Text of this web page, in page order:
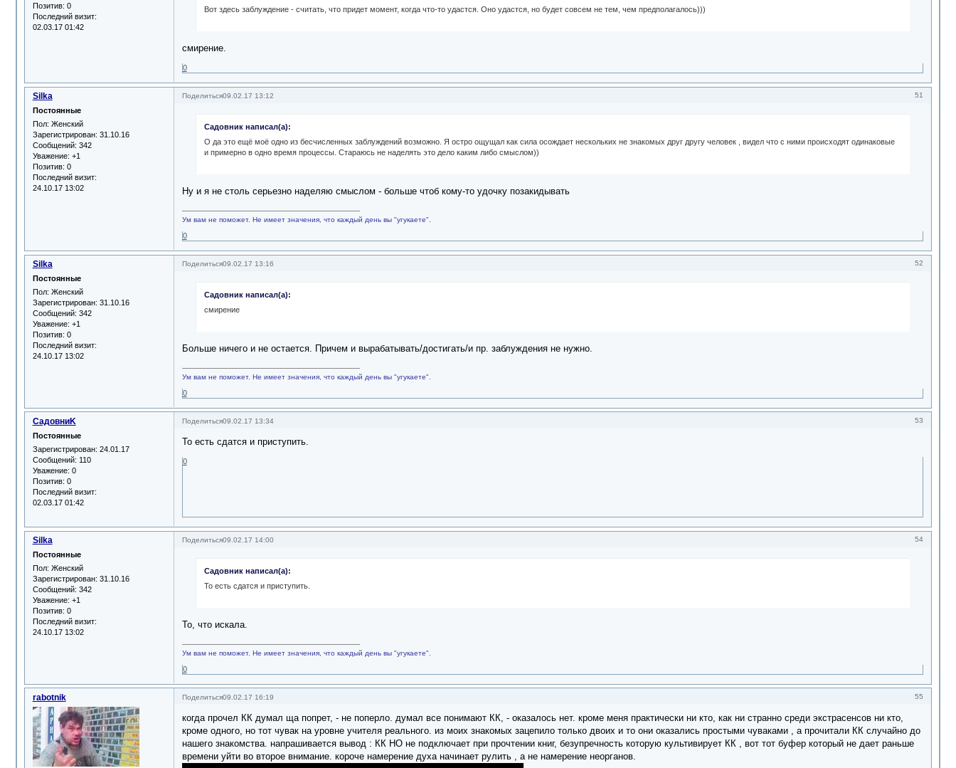
Позитив: 0
Последний визит:
02.03.17 01:42
Вот здесь заблуждение - считать, что придет момент, когда что-то удастся. Оно удастся, но будет совсем не тем, чем предполагалось)))
смирение.
0
Поделиться 51
09.02.17 13:12
Silka
Постоянные
Пол: Женский
Зарегистрирован: 31.10.16
Сообщений: 342
Уважение: +1
Позитив: 0
Последний визит:
24.10.17 13:02
Садовник написал(а):
О да это ещё моё одно из бесчисленных заблуждений возможно. Я остро ощущал как сила осождает нескольких не знакомых друг другу человек , видел что с ними происходят одинаковые
и примерно в одно время процессы. Стараюсь не наделять это дело каким либо смыслом))
Ну и я не столь серьезно наделяю смыслом - больше чтоб кому-то удочку позакидывать
Ум вам не поможет. Не имеет значения, что каждый день вы "угукаете".
0
Поделиться 52
09.02.17 13:16
Silka
Постоянные
Пол: Женский
Зарегистрирован: 31.10.16
Сообщений: 342
Уважение: +1
Позитив: 0
Последний визит:
24.10.17 13:02
Садовник написал(а):
смирение
Больше ничего и не остается. Причем и вырабатывать/достигать/и пр. заблуждения не нужно.
Ум вам не поможет. Не имеет значения, что каждый день вы "угукаете".
0
Поделиться 53
09.02.17 13:34
СадовниK
Постоянные
Зарегистрирован: 24.01.17
Сообщений: 110
Уважение: 0
Позитив: 0
Последний визит:
02.03.17 01:42
То есть сдатся и приступить.
0
Поделиться 54
09.02.17 14:00
Silka
Постоянные
Пол: Женский
Зарегистрирован: 31.10.16
Сообщений: 342
Уважение: +1
Позитив: 0
Последний визит:
24.10.17 13:02
Садовник написал(а):
То есть сдатся и приступить.
То, что искала.
Ум вам не поможет. Не имеет значения, что каждый день вы "угукаете".
0
Поделиться 55
09.02.17 16:19
rabotnik
когда прочел КК думал ща попрет, - не поперло. думал все понимают КК, - оказалось нет. кроме меня практически ни кто, как ни странно среди экстрасенсов ни кто,
кроме одного, но тот чувак на уровне учителя реального. из моих знакомых зацепило только двоих и то они оказались простыми чуваками , а прочитали КК случайно до
нашего знакомства. напрашивается вывод : КК НО не подключает при прочтении книг, безупречность которую культивирует КК , вот тот буфер который не дает раньше
времени уйти во второе внимание. короче намерение духа начинает рулить , а не намерение неорганов.